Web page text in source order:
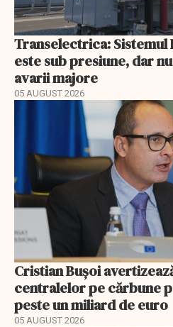
Transelectrica: Sistemul
este sub presiune, dar
avarii majore
05 AUGUST 2026
Cristian Bușoi
centralelor pe cărbune
peste un miliard de euro
05 AUGUST 2026